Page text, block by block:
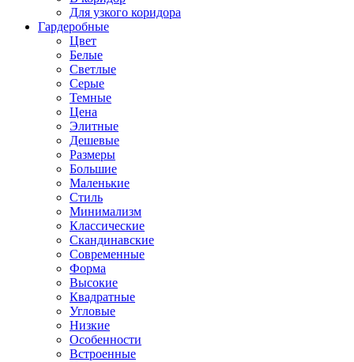
Для узкого коридора
Гардеробные
Цвет
Белые
Светлые
Серые
Темные
Цена
Элитные
Дешевые
Размеры
Большие
Маленькие
Стиль
Минимализм
Классические
Скандинавские
Современные
Форма
Высокие
Квадратные
Угловые
Низкие
Особенности
Встроенные